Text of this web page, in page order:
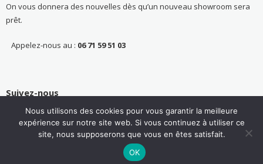
On vous donnera des nouvelles dès qu’un nouveau showroom sera
prêt.
Appelez-nous au : 06 71 59 51 03
Suivez-nous
Nous utilisons des cookies pour vous garantir la meilleure
expérience sur notre site web. Si vous continuez à utiliser ce
site, nous supposerons que vous en êtes satisfait.
OK